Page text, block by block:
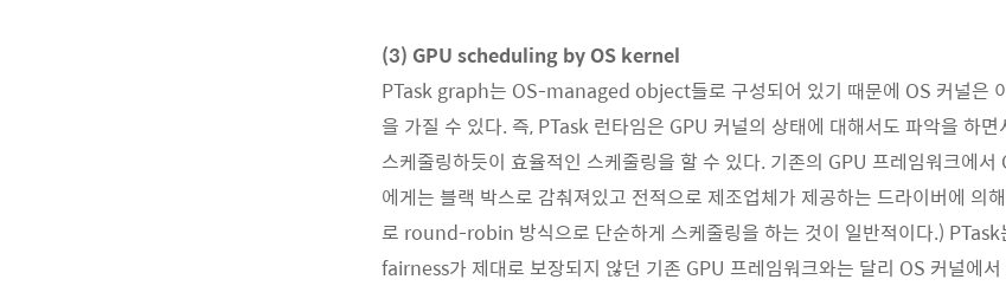
(3) GPU scheduling by OS kernel
PTask graph는 OS-managed object들로 구성되어 있기 때문에 OS 커널은
을 가질 수 있다. 즉, PTask 런타임은 GPU 커널의 상태에 대해서도 파악을 하
스케줄링하듯이 효율적인 스케줄링을 할 수 있다. 기존의 GPU 프레임워크에서
에게는 블랙 박스로 감춰져있고 전적으로 제조업체가 제공하는 드라이버에 의
로 round-robin 방식으로 단순하게 스케줄링을 하는 것이 일반적이다.)
fairness가 제대로 보장되지 않던 기존 GPU 프레임워크와는 달리 OS 커널에